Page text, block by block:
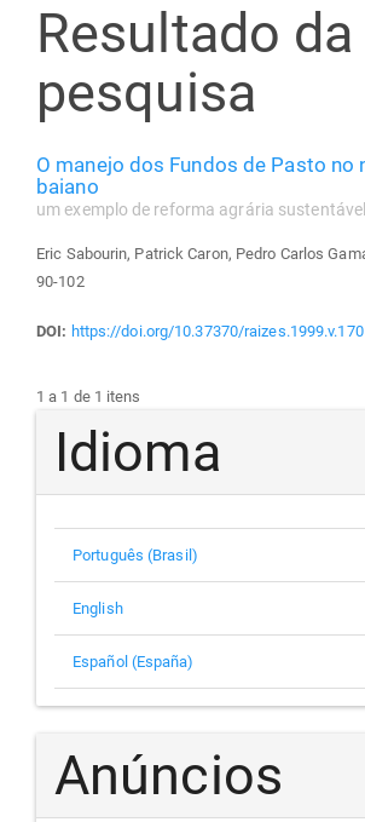
Resultado da
pesquisa
O manejo dos Fundos de Pasto no
baiano
um exemplo de reforma agrária sustentável
Eric Sabourin, Patrick Caron, Pedro Carlos
90-102
DOI: https://doi.org/10.37370/raizes.1999.v.170
1 a 1 de 1 itens
Idioma
Português (Brasil)
English
Español (España)
Anúncios